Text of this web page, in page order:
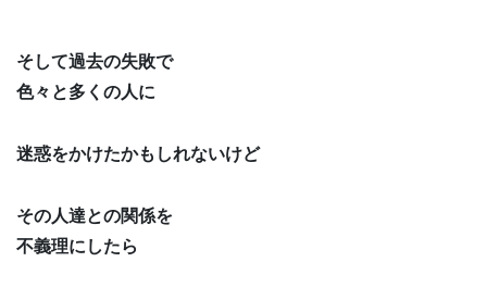
そして過去の失敗で
色々と多くの人に
迷惑をかけたかもしれないけど
その人達との関係を
不義理にしたら